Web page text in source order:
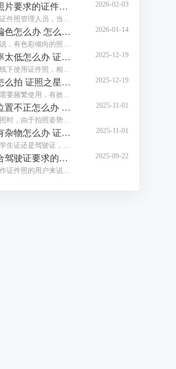
符合工作证照片要求的证件照怎么做 证照之星软件如何批量生成工作证照片
作为公司或学校证件照管理人员，当有海量电子证件照需要制作与整理时，还在一张一张地用PS修图吗？证件照需要一张张拍，拍摄好后却不必一张张处理，浪费时间不说，还给自己增加了许多的工作量，使用专业软件批量生成证件照就方便多了。这篇文章就告诉大家符合工作证照片要求的证件照怎么做，证照之星软件如何批量生成工作证照片。
2026-02-03
证件照颜色偏色怎么办 怎么用证照之星软件校正照片色彩
对于艺术照片来说，有色彩倾向的照片别具风格，但对于证件照来说，色彩冷暖明显或照片发灰发暗，是无法满足标准证件照要求并投入使用的，需要给照片进行色彩校正。这篇文章就告诉大家证件照颜色偏色怎么办，怎么用证照之星软件校正照片色彩。
2026-01-14
证件照分辨率太低怎么办 证照之星软件怎么提高照片的分辨率
无论是线上还是线下使用证件照，相应的系统和平台对证件照的清晰度都有要求，分辨率低、照片模糊，这些都会影响证件照的审核通过率，若不想重拍，可借助专业软件提升分辨率。这篇文章就告诉大家证件照分辨率太低怎么办，证照之星软件怎么提高照片的分辨率。
2025-12-19
身份证照片怎么拍 证照之星软件如何制作身份证照片
由于身份证照片需要频繁使用，有效期也较长，大家都想拍摄一张好看的身份证照，但办证处拍摄的身份证照却总不尽如人意，那么怎么拍摄让自己满意的身份证照呢？这篇文章就告诉大家身份证照片怎么拍，证照之星软件如何制作身份证照片。
2025-12-19
证件照头部位置不正怎么办 证照之星怎么校正照片头部位置
大家在拍摄证件照时，由于拍照姿势调整不到位，总是有轻微的歪头和斜肩现象，影响证件照美观，后期处理也比较困难。那么当证件照头部位置不正时，该怎么正确调整呢？这篇文章就告诉大家证件照头部位置不正怎么办，证照之星怎么校正照片头部位置。
2025-11-01
证件照背景有杂物怎么办 证照之星软件如何智能去除背景杂物
无论是身份证、学生证还是驾驶证，都需要一张符合证件场景使用要求的证件照，制作标准证件照，离不开干净清晰的背景，当在家拍的证件照背景有太多杂物，达不到要求时，需要借助软件进行修改。这篇文章就告诉大家证件照背景有杂物怎么办，证照之星软件如何智能去除背景杂物。
2025-11-01
怎么制作符合驾驶证要求的照片 证照之星软件如何自动裁剪照片至驾驶证尺寸
对于想要自己制作证件照的用户来说，难点不在于技术，而在于拥有合适的工具，有了好的证件照拍摄工具与专业又简便的证件照制作软件，小白也能轻松制作证件照。这篇文章就告诉大家怎么制作符合驾驶证要求的照片，证照之星软件如何自动裁剪照片至驾驶证尺寸。
2025-09-22